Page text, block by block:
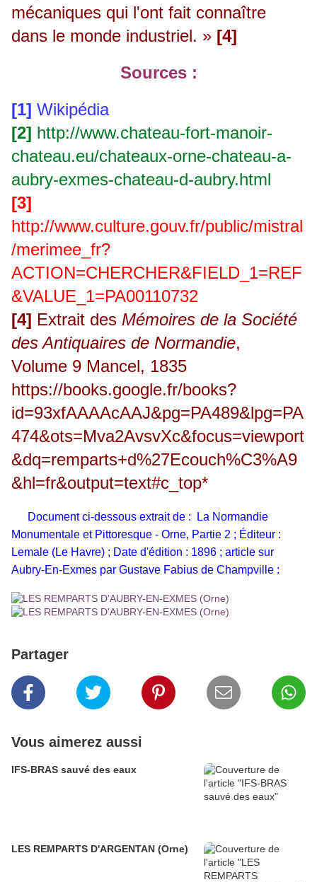
mécaniques qui l'ont fait connaître
dans le monde industriel. » [4]
Sources :
[1] Wikipédia
[2] http://www.chateau-fort-manoir-
chateau.eu/chateaux-orne-chateau-a-
aubry-exmes-chateau-d-aubry.html
[3]
http://www.culture.gouv.fr/public/mistral
/merimee_fr?
ACTION=CHERCHER&FIELD_1=REF
&VALUE_1=PA00110732
[4] Extrait des Mémoires de la Société
des Antiquaires de Normandie,
Volume 9 Mancel, 1835
https://books.google.fr/books?
id=93xfAAAAcAAJ&pg=PA489&lpg=PA
474&ots=Mva2AvsvXc&focus=viewport
&dq=remparts+d%27Ecouch%C3%A9
&hl=fr&output=text#c_top*
Document ci-dessous extrait de : La Normandie
Monumentale et Pittoresque - Orne, Partie 2 ; Éditeur :
Lemale (Le Havre) ; Date d'édition : 1896 ; article sur
Aubry-En-Exmes par Gustave Fabius de Champville :
Partager
Vous aimerez aussi
IFS-BRAS sauvé des eaux
LES REMPARTS D'ARGENTAN (Orne)